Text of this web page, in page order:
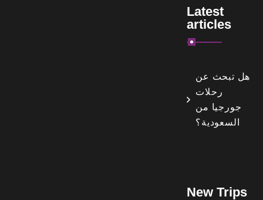
Latest
articles
هل تبحث عن
رحلات
جورجيا من
السعودية؟
New Trips